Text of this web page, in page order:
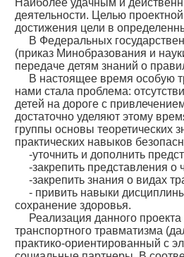
Наиболее удачным и
деятельности. Целью
достижения цели в
В Федеральных
(приказ Минобразования и
передаче детям знаний о
В настоящее время особую
нами стала проблема:
детей на дороге с
достаточно уделяют этому
группы основы теоретических
практических навыков
-уточнить и дополнить
-закрепить представления о
-закрепить знания о видах
- привить навыки
сохранение здоровья.
Реализация данного
транспортного травматизма
практико-ориентированный с